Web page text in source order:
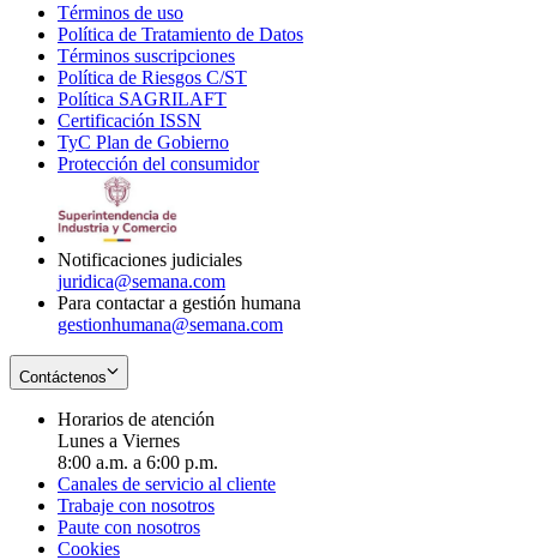
Términos de uso
in
new
window
Política de Tratamiento de Datos
Términos suscripciones
in
Política de Riesgos C/ST
Política SAGRILAFT
new
window
Certificación ISSN
in
new
TyC Plan de Gobierno
in
Protección del consumidorOpens
Notificaciones judiciales
juridica@semana.com
Para contactar a gestión humana
gestionhumana@semana.com
Contáctenos
Horarios de atención
Lunes a Viernes
8:00 a.m. a 6:00 p.m.
Canales de servicio al cliente
Trabaje con nosotros
Paute con nosotros
Cookies